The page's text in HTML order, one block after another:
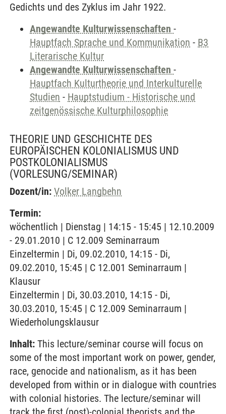
Gedichts und des Zyklus im Jahr 1922.
Angewandte Kulturwissenschaften -
Hauptfach Sprache und Kommunikation - B3
Literarische Kultur
Angewandte Kulturwissenschaften -
Hauptfach Kulturtheorie und Interkulturelle
Studien - Hauptstudium - Historische und
zeitgenössische Kulturphilosophie
THEORIE UND GESCHICHTE DES
EUROPÄISCHEN KOLONIALISMUS UND
POSTKOLONIALISMUS
(VORLESUNG/SEMINAR)
Dozent/in: Volker Langbehn
Termin:
wöchentlich | Dienstag | 14:15 - 15:45 | 12.10.2009
- 29.01.2010 | C 12.009 Seminarraum
Einzeltermin | Di, 09.02.2010, 14:15 - Di,
09.02.2010, 15:45 | C 12.001 Seminarraum |
Klausur
Einzeltermin | Di, 30.03.2010, 14:15 - Di,
30.03.2010, 15:45 | C 12.009 Seminarraum |
Wiederholungsklausur
Inhalt: This lecture/seminar course will focus on
some of the most important work on power, gender,
race, genocide and nationalism, as it has been
developed from within or in dialogue with countries
with colonial histories. The lecture/seminar will